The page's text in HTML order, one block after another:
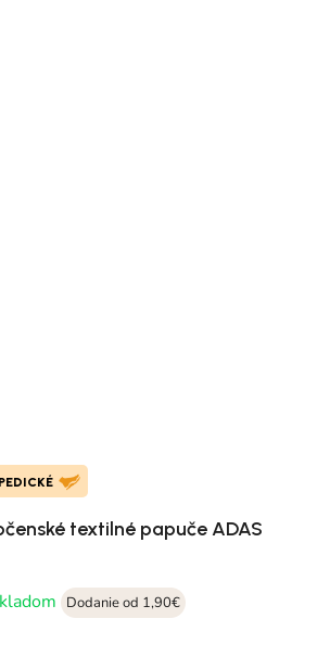
textilné papuče ADAS
Dodanie od 1,90€